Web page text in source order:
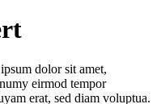
dolor sit amet,
eirmod tempor
erat, sed diam voluptua.